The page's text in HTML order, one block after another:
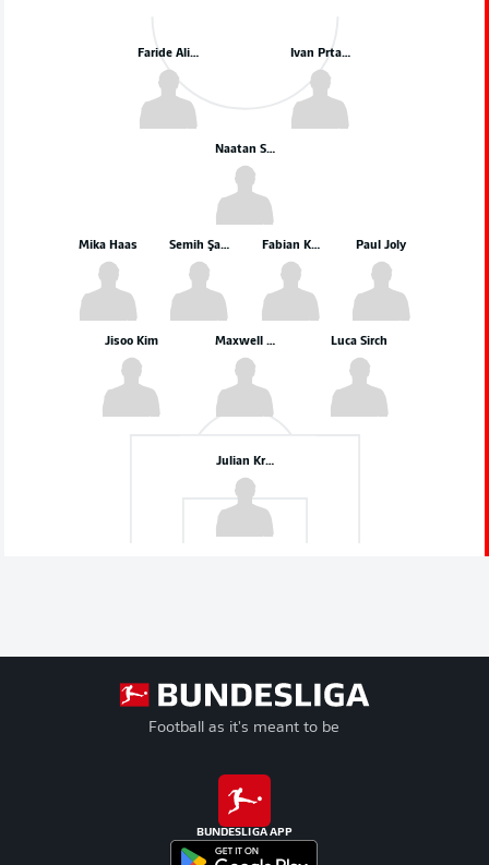
Julian Krahl
Maxwell Gyamfi
Jisoo Kim
Mika Haas Paul Joly
Luca Sirch
Fabian Kunze
Semih Şahin
Naatan Skyttä
Ivan Prtajin
Faride Alidou
Football as it's meant to be
BUNDESLIGA APP